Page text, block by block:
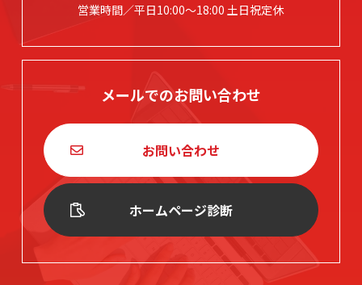
営業時間／平日10:00～18:00 土日祝定休
メールでのお問い合わせ
お問い合わせ
ホームページ診断